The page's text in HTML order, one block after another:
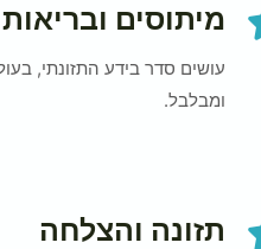
מיתוסים ובריאות
עושים סדר בידע התזונתי,
ומבלבל.
תזונה והצלחה